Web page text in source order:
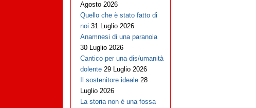
Agosto 2026
Quello che è stato fatto di
noi 31 Luglio 2026
Anamnesi di una paranoia
30 Luglio 2026
Cantico per una dis/umanità
dolente 29 Luglio 2026
Il sostenitore ideale 28
Luglio 2026
La storia non è una fossa